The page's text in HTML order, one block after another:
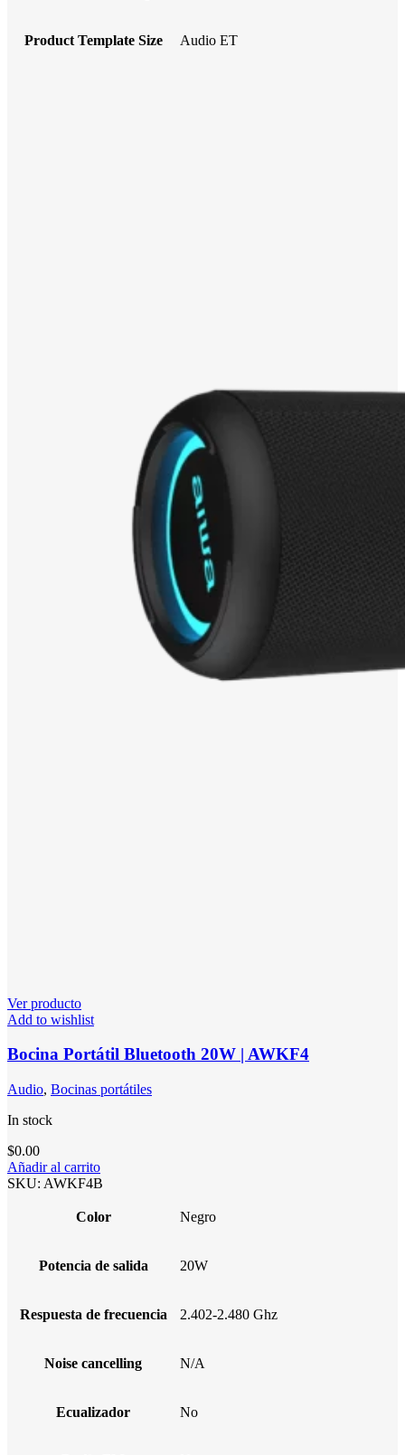
Product Template Size Audio ET
Ver producto
Add to wishlist
Bocina Portátil Bluetooth 20W | AWKF4
Audio, Bocinas portátiles
In stock
$0.00
Añadir al carrito
SKU: AWKF4B
Color Negro
Potencia de salida 20W
Respuesta de frecuencia 2.402-2.480 Ghz
Noise cancelling N/A
Ecualizador No